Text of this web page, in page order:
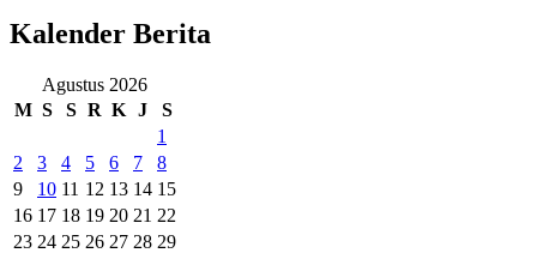
Kalender Berita
Agustus 2026
M S S R K J
S
1
2
3 4 5 6 7
8
9
10 11 12 13 14 15
16 17 18 19 20 21 22
23 24 25 26 27 28 29